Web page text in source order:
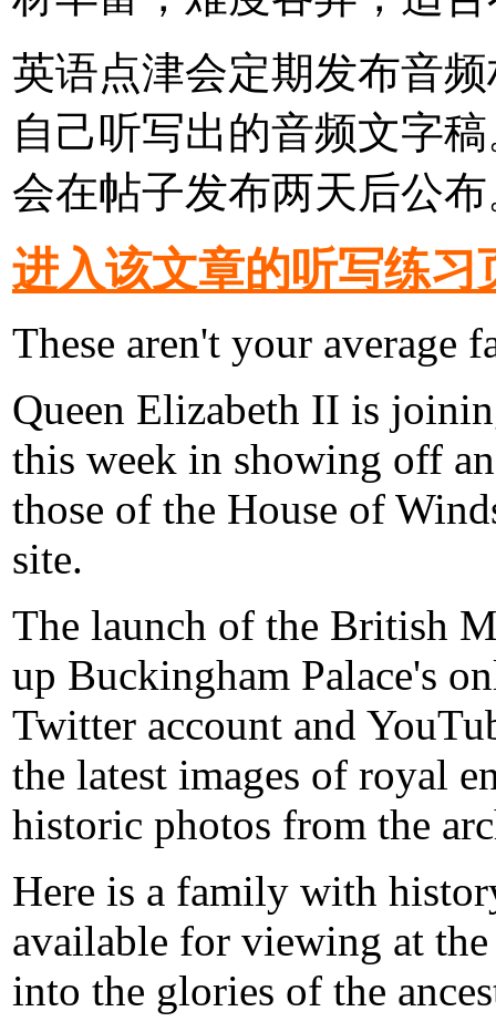
英语点津会定期发布音
自己听写出的音频文字
会在帖子发布两天后公
进入该文章的听写练习
These aren't your average
Queen Elizabeth II is
this week in showing off
those of the House of
site.
The launch of the British
up Buckingham Palace's
Twitter account and
the latest images of royal
historic photos from the
Here is a family with
available for viewing at
into the glories of the